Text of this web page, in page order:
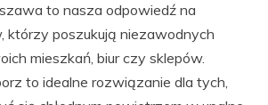
to nasza odpowiedź na
którzy poszukują niezawodnych
mieszkań, biur czy sklepów.
to idealne rozwiązanie dla tych,